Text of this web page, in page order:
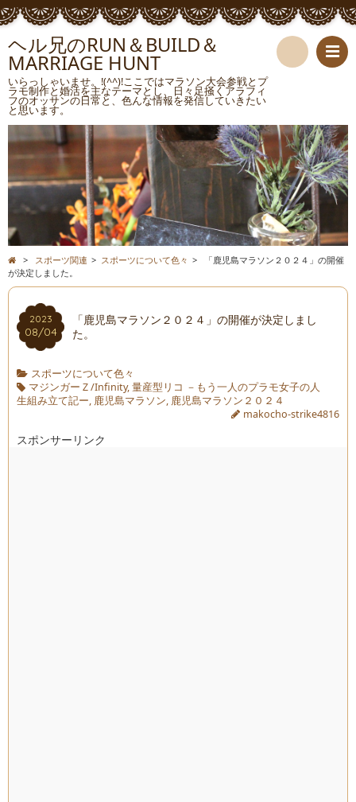
ヘル兄のRUN＆BUILD＆
MARRIAGE HUNT
いらっしゃいませ。!(^^)!ここではマラソン大会参戦とプ
ラモ制作と婚活を主なテーマとし、日々足掻くアラフィ
フのオッサンの日常と、色んな情報を発信していきたい
と思います。
> スポーツ関連 > スポーツについて色々 >
「鹿児島マラソン２０２４」の開催
が決定しました。
2023
08/04
「鹿児島マラソン２０２４」の開催が決定しまし
た。
スポーツについて色々
マジンガーＺ/Infinity,量産型リコ －もう一人のプラモ女子の人
生組み立て記ー,鹿児島マラソン,鹿児島マラソン２０２４
makocho-strike4816
スポンサーリンク